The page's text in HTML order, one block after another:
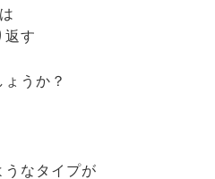
返す
うか？
うなタイプが